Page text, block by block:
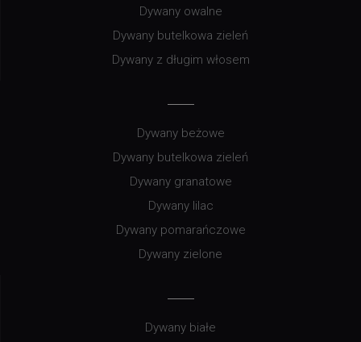
Dywany owalne
Dywany butelkowa zieleń
Dywany z długim włosem
Dywany beżowe
Dywany butelkowa zieleń
Dywany granatowe
Dywany lilac
Dywany pomarańczowe
Dywany zielone
Dywany białe